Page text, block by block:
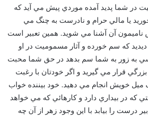
در شما پديد آمده موردي پيش مي آيد که
يا مالي حرام و نادرست به چنگ مي
ناميمون آن آشنا مي شويد. همين تعبير است
که سم خورده و آثار مسموميت در او
به زور به شما سم بدهد در حق شما محبت
قرار مي گيريد و اگر خودتان با رغبت
خويش انجام مي دهيد. خود بيننده خواب
که در بيداري دارد و کارهائي که مي خواهد
درست را بيابد با اين وجود زهر از آن چه